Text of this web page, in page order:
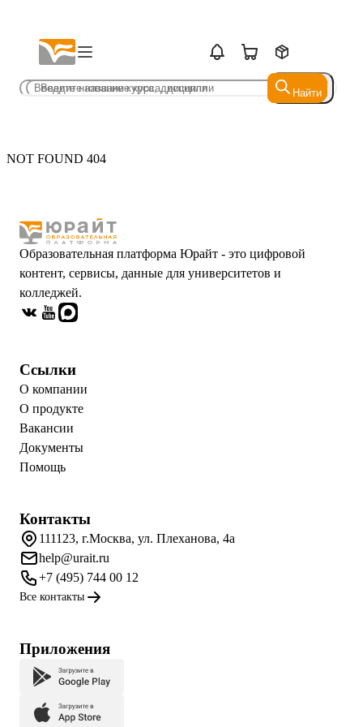
Найти
Найти
NOT FOUND 404
Образовательная платформа Юрайт - это цифровой
контент, сервисы, данные для университетов и
колледжей.
Ссылки
О компании
О продукте
Вакансии
Документы
Помощь
Контакты
111123, г.Москва, ул. Плеханова, 4а
help@urait.ru
+7 (495) 744 00 12
Все контакты
Приложения